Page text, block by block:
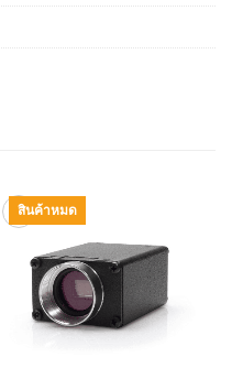
สินค้าหมด